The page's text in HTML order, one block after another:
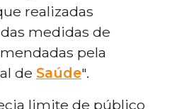
realizadas
medidas de
pela
de Saúde".
limite de público